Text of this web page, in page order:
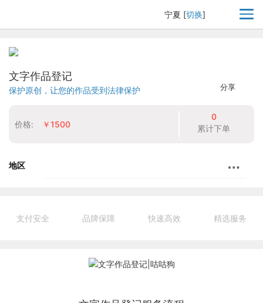
宁夏 [切换]
分享
文字作品登记
保护原创，让您的作品受到法律保护
价格: ￥1500
0
累计下单
地区
支付安全 品牌保障 快速高效 精选服务